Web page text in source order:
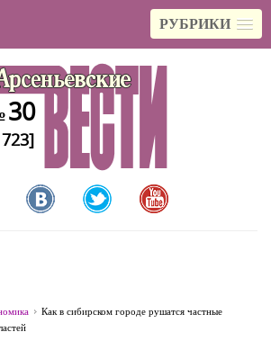
РУБРИКИ
30
Как в сибирском городе рушатся частные